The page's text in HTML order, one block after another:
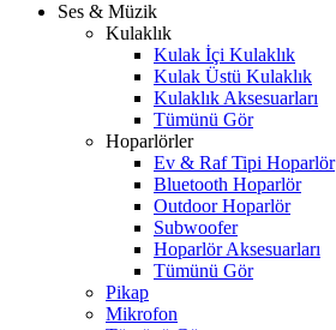
Ses & Müzik
Kulaklık
Kulak İçi Kulaklık
Kulak Üstü Kulaklık
Kulaklık Aksesuarları
Tümünü Gör
Hoparlörler
Ev & Raf Tipi Hoparlör
Bluetooth Hoparlör
Outdoor Hoparlör
Subwoofer
Hoparlör Aksesuarları
Tümünü Gör
Pikap
Mikrofon